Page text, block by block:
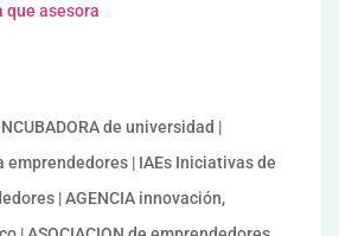
que asesora
de universidad |
emprendedores | IAEs Iniciativas de
| AGENCIA innovación,